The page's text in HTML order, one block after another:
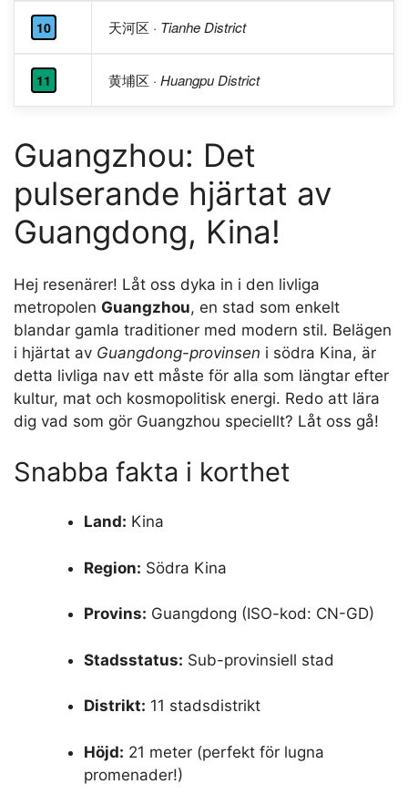
10 天河区 · Tianhe District
11 黄埔区 · Huangpu District
Guangzhou: Det
pulserande hjärtat av
Guangdong, Kina!
Hej resenärer! Låt oss dyka in i den livliga
metropolen Guangzhou, en stad som enkelt
blandar gamla traditioner med modern stil. Belägen
i hjärtat av Guangdong-provinsen i södra Kina, är
detta livliga nav ett måste för alla som längtar efter
kultur, mat och kosmopolitisk energi. Redo att lära
dig vad som gör Guangzhou speciellt? Låt oss gå!
Snabba fakta i korthet
Land: Kina
Region: Södra Kina
Provins: Guangdong (ISO-kod: CN-GD)
Stadsstatus: Sub-provinsiell stad
Distrikt: 11 stadsdistrikt
Höjd: 21 meter (perfekt för lugna
promenader!)